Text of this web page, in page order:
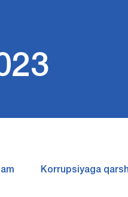
Korrupsiyaga